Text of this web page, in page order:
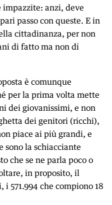
anzi, deve
passo con queste. E in
cittadinanza, per non
di fatto ma non di
è comunque
per la prima volta mette
dei giovanissimi, e non
dei genitori (ricchi),
piace ai più grandi, e
sono la schiacciante
che se ne parla poco o
in proposito, il
571.994 che compiono 18